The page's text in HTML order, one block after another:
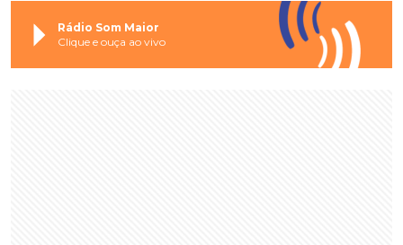
Rádio Som Maior
Clique e ouça ao vivo